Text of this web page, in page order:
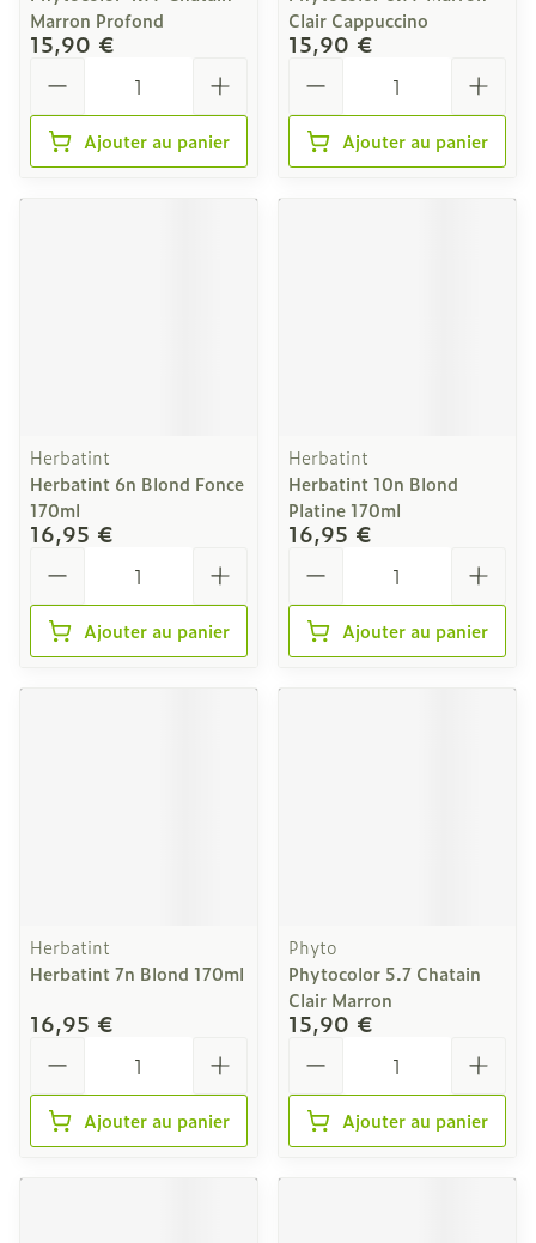
Marron Profond
15,90 €
Ajouter au panier
Clair Cappuccino
15,90 €
Ajouter au panier
Herbatint
Herbatint 6n Blond Fonce
170ml
16,95 €
Ajouter au panier
Herbatint
Herbatint 10n Blond
Platine 170ml
16,95 €
Ajouter au panier
Herbatint
Herbatint 7n Blond 170ml
16,95 €
Ajouter au panier
Phyto
Phytocolor 5.7 Chatain
Clair Marron
15,90 €
Ajouter au panier